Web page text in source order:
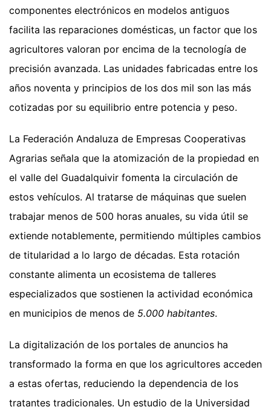
componentes electrónicos en modelos antiguos
facilita las reparaciones domésticas, un factor que los
agricultores valoran por encima de la tecnología de
precisión avanzada. Las unidades fabricadas entre los
años noventa y principios de los dos mil son las más
cotizadas por su equilibrio entre potencia y peso.
La Federación Andaluza de Empresas Cooperativas
Agrarias señala que la atomización de la propiedad en
el valle del Guadalquivir fomenta la circulación de
estos vehículos. Al tratarse de máquinas que suelen
trabajar menos de 500 horas anuales, su vida útil se
extiende notablemente, permitiendo múltiples cambios
de titularidad a lo largo de décadas. Esta rotación
constante alimenta un ecosistema de talleres
especializados que sostienen la actividad económica
en municipios de menos de 5.000 habitantes.
La digitalización de los portales de anuncios ha
transformado la forma en que los agricultores acceden
a estas ofertas, reduciendo la dependencia de los
tratantes tradicionales. Un estudio de la Universidad